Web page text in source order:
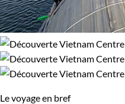
Le voyage en bref